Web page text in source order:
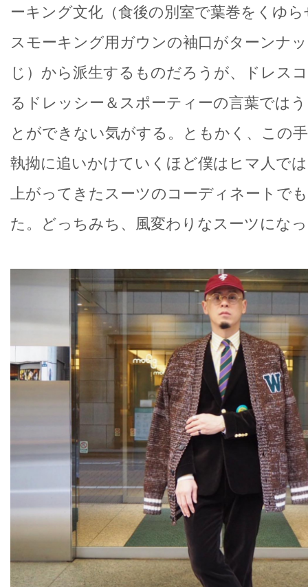
ーキング文化（食後の別室で葉巻をくゆ
スモーキング用ガウンの袖口がターンナ
じ）から派生するものだろうが、ドレス
るドレッシー＆スポーティーの言葉では
とができない気がする。ともかく、この
執拗に追いかけていくほど僕はヒマ人で
上がってきたスーツのコーディネートで
た。どっちみち、風変わりなスーツにな